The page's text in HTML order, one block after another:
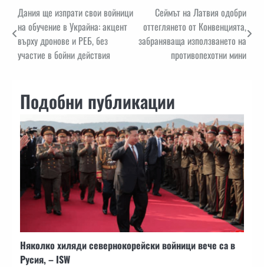
Навигация
Дания ще изпрати свои войници
на обучение в Украйна: акцент
върху дронове и РЕБ, без
участие в бойни действия
Сеймът на Латвия одобри
оттеглянето от Конвенцията,
забраняваща използването на
противопехотни мини
Подобни публикации
Няколко хиляди севернокорейски войници вече са в
Русия, – ISW